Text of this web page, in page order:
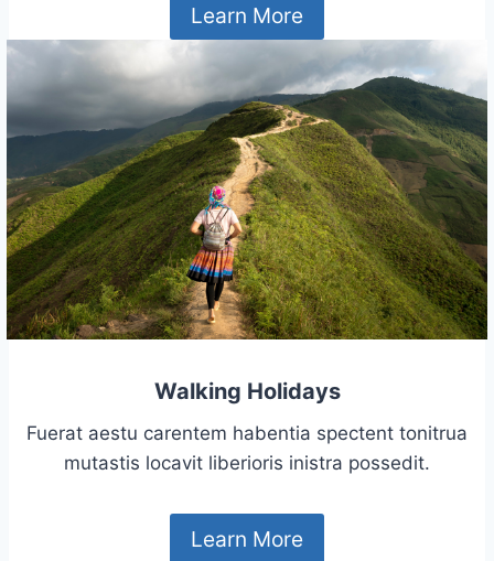
Learn More
Walking Holidays
Fuerat aestu carentem habentia spectent tonitrua
mutastis locavit liberioris inistra possedit.
Learn More